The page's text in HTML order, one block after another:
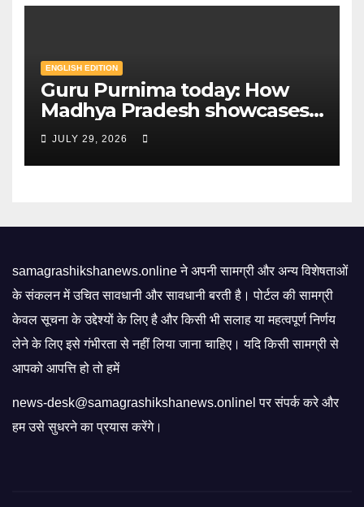
ENGLISH EDITION
Guru Purnima today: How
Madhya Pradesh showcases
Sandipani schools as new
education model | Mint
JULY 29, 2026
samagrashikshanews.online ने अपनी सामग्री और अन्य विशेषताओं
के संकलन में उचित सावधानी और सावधानी बरती है। पोर्टल की सामग्री
केवल सूचना के उद्देश्यों के लिए है और किसी भी सलाह या महत्वपूर्ण निर्णय
लेने के लिए इसे गंभीरता से नहीं लिया जाना चाहिए। यदि किसी सामग्री से
आपको आपत्ति हो तो हमें
news-desk@samagrashikshanews.onlinel पर संपर्क करे और
हम उसे सुधरने का प्रयास करेंगे।